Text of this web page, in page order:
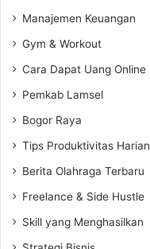
Manajemen Keuangan
Gym & Workout
Cara Dapat Uang Online
Pemkab Lamsel
Bogor Raya
Tips Produktivitas Harian
Berita Olahraga Terbaru
Freelance & Side Hustle
Skill yang Menghasilkan